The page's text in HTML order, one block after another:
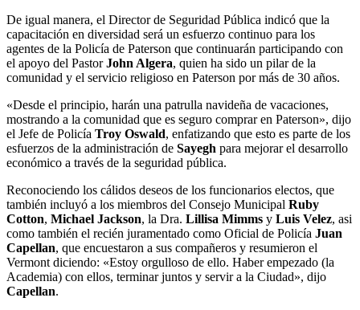
De igual manera, el Director de Seguridad Pública indicó que la
capacitación en diversidad será un esfuerzo continuo para los
agentes de la Policía de Paterson que continuarán participando con
el apoyo del PastorJohn Algera, quien ha sido un pilar de la
comunidad y el servicio religioso en Paterson por más de 30 años.
«Desde el principio, harán una patrulla navideña de vacaciones,
mostrando a la comunidad que es seguro comprar en Paterson», dijo
el Jefe de Policía Troy Oswald, enfatizando que esto es parte de los
esfuerzos de la administración de Sayegh para mejorar el desarrollo
económico a través de la seguridad pública.
Reconociendo los cálidos deseos de los funcionarios electos, que
también incluyó a los miembros del Consejo Municipal Ruby
Cotton, Michael Jackson, la Dra. Lillisa Mimms y Luis Velez, asi
como también el recién juramentado como Oficial de Policía Juan
Capellan, que encuestaron a sus compañeros y resumieron el
Vermont diciendo: «Estoy orgulloso de ello. Haber empezado (la
Academia) con ellos, terminar juntos y servir a la Ciudad», dijo
Capellan.